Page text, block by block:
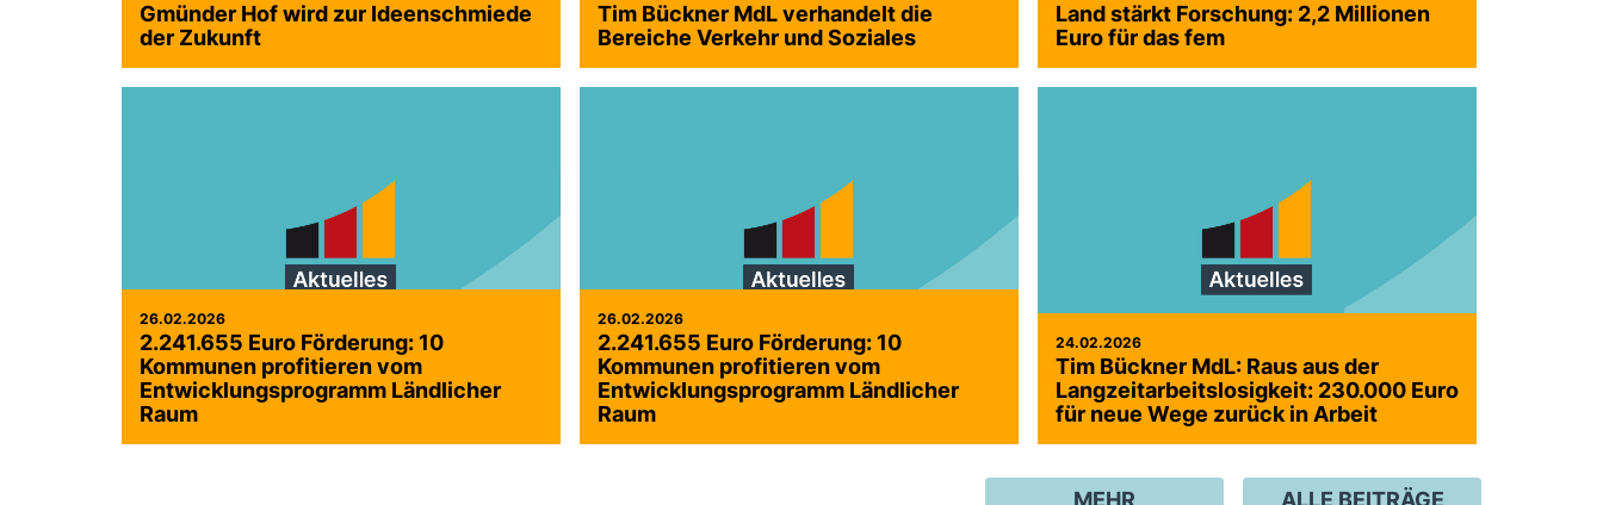
Gmünder Hof wird zur Ideenschmiede
der Zukunft
Tim Bückner MdL verhandelt die
Bereiche Verkehr und Soziales
Land stärkt Forschung: 2,2 Millionen
Euro für das fem
26.02.2026
2.241.655 Euro Förderung: 10
Kommunen profitieren vom
Entwicklungsprogramm Ländlicher
Raum
26.02.2026
2.241.655 Euro Förderung: 10
Kommunen profitieren vom
Entwicklungsprogramm Ländlicher
Raum
24.02.2026
Tim Bückner MdL: Raus aus der
Langzeitarbeitslosigkeit: 230.000 Euro
für neue Wege zurück in Arbeit
ALLE BEITRÄGE
MEHR